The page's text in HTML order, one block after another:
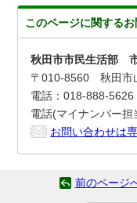
このページに関する
秋田市市民生活部
〒010-8560 秋田市
電話：018-888-
電話(マイナンバー
お問い合わせは
前のページ